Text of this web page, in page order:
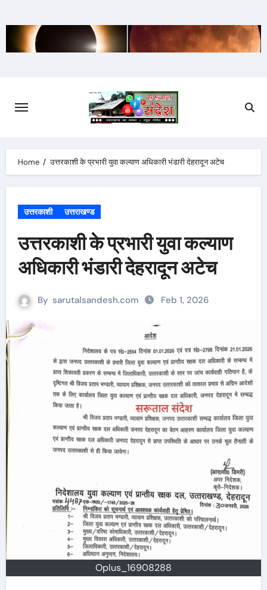
to
Home उत्तरकाशी के प्रभारी युवा कल्याण अधिकारी भंडारी देहरादून अटेच
उत्तरकाशी उत्तराखण्ड
उत्तरकाशी के प्रभारी युवा कल्याण
अधिकारी भंडारी देहरादून अटेच
By sarutalsandesh.com Feb 1, 2026
Oplus_16908288